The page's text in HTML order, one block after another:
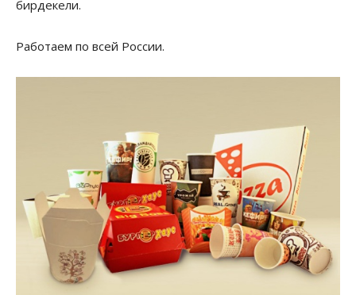
бирдекели.
Работаем по всей России.